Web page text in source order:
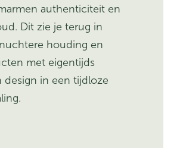
authenticiteit en
Dit zie je terug in
houding en
met eigentijds
design in een tijdloze